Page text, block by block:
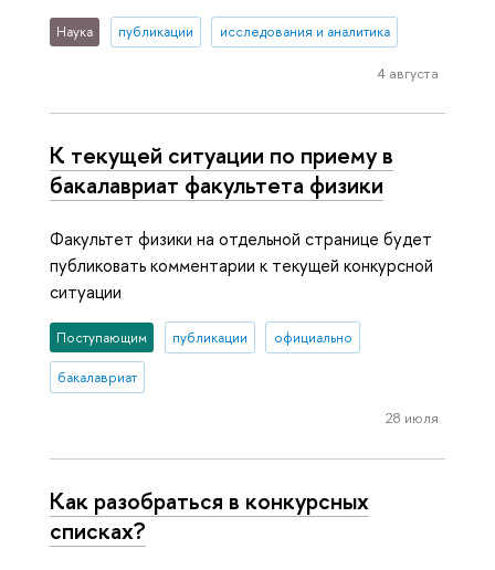
Наука публикации исследования и аналитика
4 августа
К текущей ситуации по приему в
бакалавриат факультета физики
Факультет физики на отдельной странице будет
публиковать комментарии к текущей конкурсной
ситуации
Поступающим публикации официально
бакалавриат
28 июля
Как разобраться в конкурсных
списках?